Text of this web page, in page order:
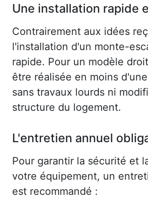
Une installation rapide
Contrairement aux idées
l'installation d'un monte-
rapide. Pour un modèle
être réalisée en moins
sans travaux lourds ni
structure du logement.
L'entretien annuel
Pour garantir la sécurité et
votre équipement, un
est recommandé :